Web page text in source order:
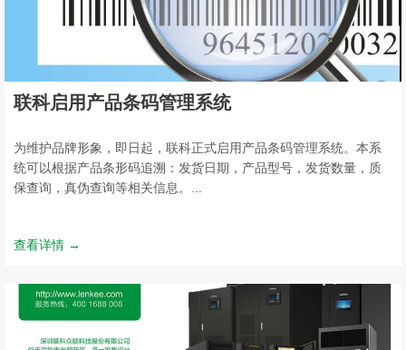
联科启用产品条码管理系统
为维护品牌形象，即日起，联科正式启用产品条码管理系统。本系
统可以根据产品条形码追溯：发货日期，产品型号，发货数量，质
保查询，真伪查询等相关信息。...
查看详情 →